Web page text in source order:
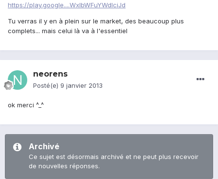
https://play.google....WxlbWFuYWdlciJd
Tu verras il y en à plein sur le market, des beaucoup plus
complets... mais celui là va à l'essentiel
neorens
Posté(e) 9 janvier 2013
ok merci ^_^
Archivé
Ce sujet est désormais archivé et ne peut plus recevoir
de nouvelles réponses.